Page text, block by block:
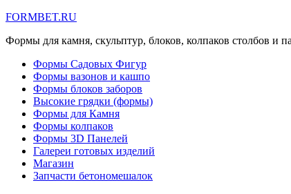
FORMBET.RU
Формы для камня, скульптур, блоков, колпаков столбов и
Формы Садовых Фигур
Формы вазонов и кашпо
Формы блоков заборов
Высокие грядки (формы)
Формы для Камня
Формы колпаков
Формы 3D Панелей
Галереи готовых изделий
Магазин
Запчасти бетономешалок